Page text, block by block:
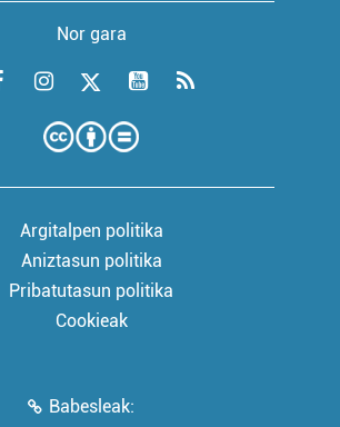
Nor gara
Argitalpen politika
Aniztasun politika
Pribatutasun politika
Cookieak
Babesleak: